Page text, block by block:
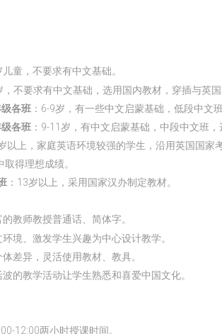
儿童，不要求有中文基础。
，不要求有中文基础，选用国内教材，穿插与英
各班 ：6-9岁，有一些中文启蒙基础，低段中文
级各班 ：9-11岁，有中文启蒙基础，中段中文班
以上，家庭英语环境较强的学生，沿用英国国
取得理想成绩。
：13岁以上，采用国家汉办制定教材。
的教师教授普通话、简体字。
环境、激发学生兴趣为中心设计教学。
差异，灵活使用教材、教具。
的教学活动让学生熟悉和喜爱中国文化。
12:00两小时授课时间。